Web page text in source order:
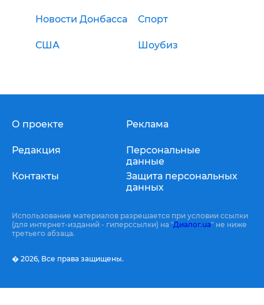
Новости Донбасса Спорт
США Шоубиз
О проекте
Редакция
Контакты
Реклама
Персональные
данные
Защита персональных
данных
Использование материалов разрешается при условии ссылки
(для интернет-изданий - гиперссылки) на "Диалог.ua" не ниже
третьего абзаца.
� 2026, Все права защищены.